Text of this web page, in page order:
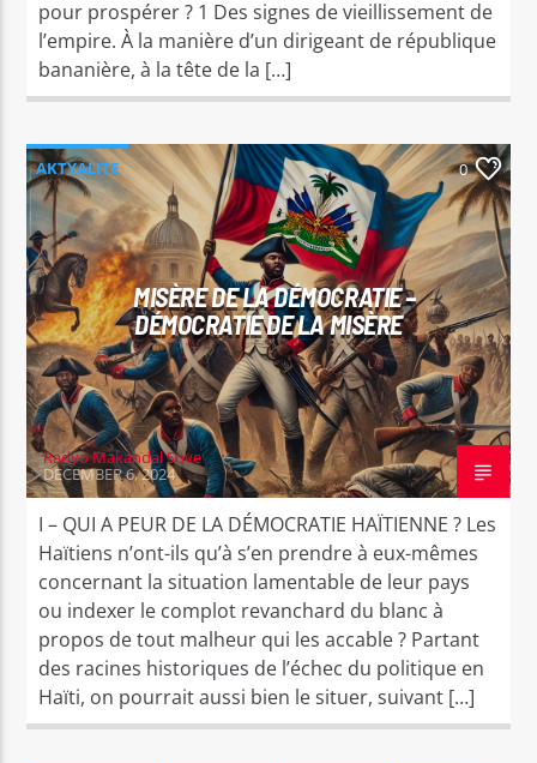
pour prospérer ? 1 Des signes de vieillissement de
l’empire. À la manière d’un dirigeant de république
bananière, à la tête de la […]
AKTYALITE
DEKOLONIZASYON/LIBERASYON MANTAL
EDITORYAL
POLITIK REFLEKSYON
0
MISÈRE DE LA DÉMOCRATIE –
DÉMOCRATIE DE LA MISÈRE
Radyo Makandal Sove
DECEMBER 6, 2024
I – QUI A PEUR DE LA DÉMOCRATIE HAÏTIENNE ? Les
Haïtiens n’ont-ils qu’à s’en prendre à eux-mêmes
concernant la situation lamentable de leur pays
ou indexer le complot revanchard du blanc à
propos de tout malheur qui les accable ? Partant
des racines historiques de l’échec du politique en
Haïti, on pourrait aussi bien le situer, suivant […]